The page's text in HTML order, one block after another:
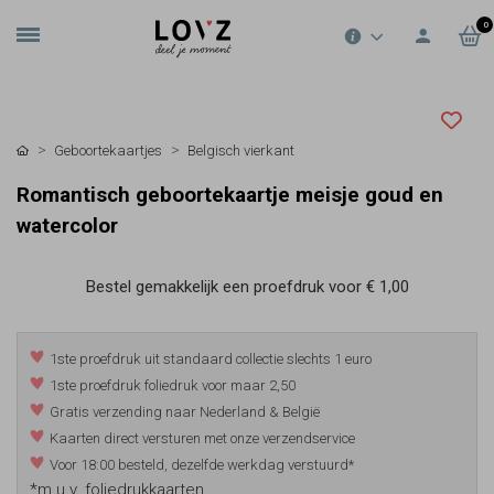
0
Geboortekaartjes Belgisch vierkant
Romantisch geboortekaartje meisje goud en
watercolor
Bestel gemakkelijk een proefdruk voor € 1,00
1ste proefdruk uit standaard collectie slechts 1 euro
1ste proefdruk foliedruk voor maar 2,50
Gratis verzending naar Nederland & België
Kaarten direct versturen met onze verzendservice
Voor 18:00 besteld, dezelfde werkdag verstuurd*
*m.u.v. foliedrukkaarten